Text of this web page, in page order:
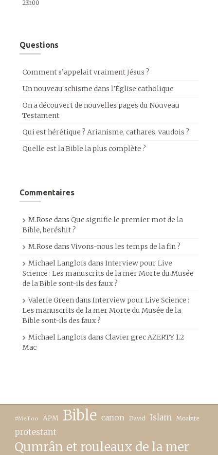
23h00
Questions
Comment s’appelait vraiment Jésus ?
Un nouveau schisme dans l’Église catholique
On a découvert de nouvelles pages du Nouveau
Testament
Qui est hérétique ? Arianisme, cathares, vaudois ?
Quelle est la Bible la plus complète ?
Commentaires
M.Rose dans Que signifie le premier mot de la
Bible, beréshit ?
M.Rose dansVivons-nous les temps de la fin ?
Michael Langlois dans Interview pour Live
Science : Les manuscrits de la mer Morte du Musée
de la Bible sont-ils des faux ?
Valerie Greendans Interview pour Live Science :
Les manuscrits de la mer Morte du Musée de la
Bible sont-ils des faux ?
Michael Langlois dans Clavier grec AZERTY 1.2
Mac
#MeToo APM Bible canon David Islam Moabite
protestant
Qumrân et rouleaux de la mer